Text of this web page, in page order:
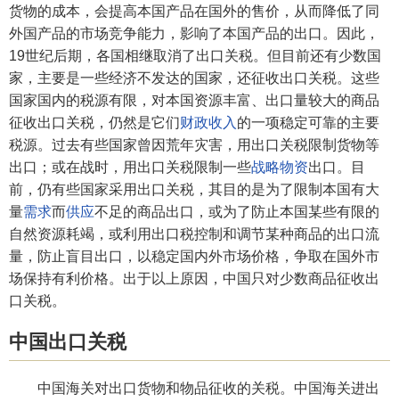
货物的成本，会提高本国产品在国外的售价，从而降低了同
外国产品的市场竞争能力，影响了本国产品的出口。因此，
19世纪后期，各国相继取消了出口关税。但目前还有少数国
家，主要是一些经济不发达的国家，还征收出口关税。这些
国家国内的税源有限，对本国资源丰富、出口量较大的商品
征收出口关税，仍然是它们财政收入 的一项稳定可靠的主要
税源。过去有些国家曾因荒年灾害，用出口关税限制货物等
出口；或在战时，用出口关税限制一些战略物资出口。目
前，仍有些国家采用出口关税，其目的是为了限制本国有大
量需求而供应不足的商品出口，或为了防止本国某些有限的
自然资源耗竭，或利用出口税控制和调节某种商品的出口流
量，防止盲目出口，以稳定国内外市场价格，争取在国外市
场保持有利价格。出于以上原因，中国只对少数商品征收出
口关税。
中国出口关税
中国海关对出口货物和物品征收的关税。中国海关进出